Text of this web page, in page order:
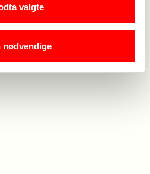
valgte
nødvendige
mellom Spekter og
Fagforbundet.